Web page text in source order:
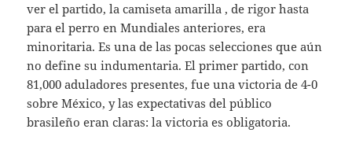
ver el partido, la camiseta amarilla , de rigor hasta
para el perro en Mundiales anteriores, era
minoritaria. Es una de las pocas selecciones que aún
no define su indumentaria. El primer partido, con
81,000 aduladores presentes, fue una victoria de 4-0
sobre México, y las expectativas del público
brasileño eran claras: la victoria es obligatoria.